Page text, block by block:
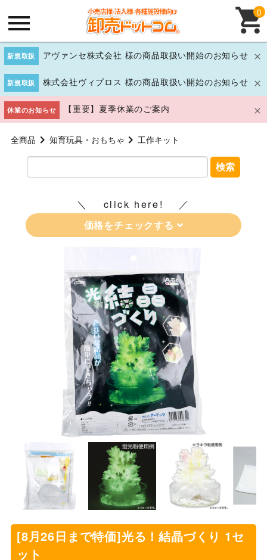
新規取扱 アヴァンセ株式会社 様の商品取扱い開始のお知らせ
新規取扱 株式会社ヴィプロス 様の商品取扱い開始のお知らせ
休業のお知らせ 【重要】夏季休業のご案内
0
全商品 知育玩具・おもちゃ 工作キット
検索
click here!
価格をチェックする
[8月26日まで特価]光る！結晶づくり 1セ
ット